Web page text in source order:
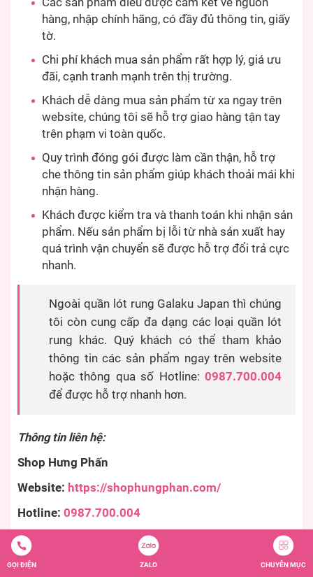
Các sản phẩm điều được cam kết về nguồn
hàng, nhập chính hãng, có đầy đủ thông tin, giấy
tờ.
Chi phí khách mua sản phẩm rất hợp lý, giá ưu
đãi, cạnh tranh mạnh trên thị trường.
Khách dễ dàng mua sản phẩm từ xa ngay trên
website, chúng tôi sẽ hỗ trợ giao hàng tận tay
trên phạm vi toàn quốc.
Quy trình đóng gói được làm cần thận, hỗ trợ
che thông tin sản phẩm giúp khách thoải mái khi
nhận hàng.
Khách được kiểm tra và thanh toán khi nhận sản
phẩm. Nếu sản phẩm bị lỗi từ nhà sản xuất hay
quá trình vận chuyển sẽ được hỗ trợ đổi trả cực
nhanh.
Ngoài quần lót rung Galaku Japan thì chúng
tôi còn cung cấp đa dạng các loại quần lót
rung khác. Quý khách có thể tham khảo
thông tin các sản phẩm ngay trên website
hoặc thông qua số Hotline: 0987.700.004
để được hỗ trợ nhanh hơn.
Thông tin liên hệ:
Shop Hưng Phấn
Website: https://shophungphan.com/
Hotline: 0987.700.004
Email:
shophungphan@gmail.com
Địa chỉ:
Shophouse Chung cư Ba Son – Gò Vấp, Hẻm
GỌI ĐIỆN ZALO CHUYÊN MỤC